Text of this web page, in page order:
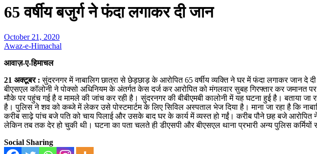
65 वर्षीय बजुर्ग ने फंदा लगाकर दी जान
October 21, 2020
Awaz-e-Himachal
आवाज़-ए-हिमाचल
21 अक्टूबर :सुंदरनगर में नाबालिग छात्रा से छेड़छाड़ के आरोपित 65 वर्षीय व्‍यक्‍त‍ि ने घर में फंदा लगाकर जान दे
बीएसएल कॉलोनी ने पोक्सो अधिनियम के अंतर्गत केस दर्ज कर आरोपित को मंगलवार सुबह गिरफ्तार कर
मौके पर पहुंच गई है व मामले की जांच कर रही है। सुंदरनगर की बीबीएमबी कालोनी में यह घटना हुई है।
है। पुलिस ने शव को कब्जे में लेकर उसे पोस्टमार्टम के लिए सिविल अस्पताल भेज दिया है। माना जा रहा है कि
करीब साढ़े पांच बजे पति को चाय पिलाई और उसके बाद घर के कार्य में व्यस्त हो गईं। करीब पौने छह बजे
लेकिन तब तक देर हो चुकी थी। घटना का पता चलते ही डीएसपी और बीएसएल थाना प्रभारी अन्य पुलिस
Social Sharing